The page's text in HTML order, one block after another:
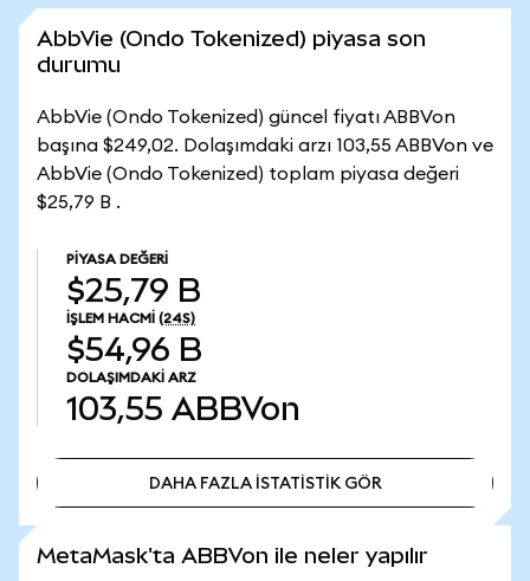
AbbVie (Ondo Tokenized) piyasa son
durumu
AbbVie (Ondo Tokenized) güncel fiyatı ABBVon
başına $249,02. Dolaşımdaki arzı 103,55 ABBVon ve
AbbVie (Ondo Tokenized) toplam piyasa değeri
$25,79 B .
PIYASA DEĞERI
$25,79 B
İŞLEM HACMI (24S)
$54,96 B
DOLAŞIMDAKI ARZ
103,55 ABBVon
DAHA FAZLA İSTATİSTİK GÖR
MetaMask'ta ABBVon ile neler yapılır